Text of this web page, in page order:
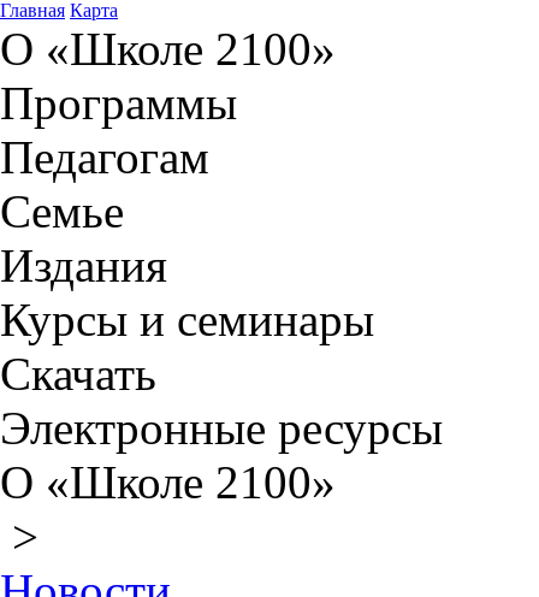
Главная Карта
О «Школе 2100»
Программы
Педагогам
Семье
Издания
Курсы и семинары
Скачать
Электронные ресурсы
О «Школе 2100»
>